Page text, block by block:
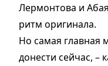
Лермонтова и
ритм оригинала.
Но самая главная
донести сейчас, –